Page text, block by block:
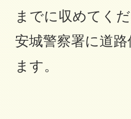
までに収めてくだ
安城警察署に道
ます。